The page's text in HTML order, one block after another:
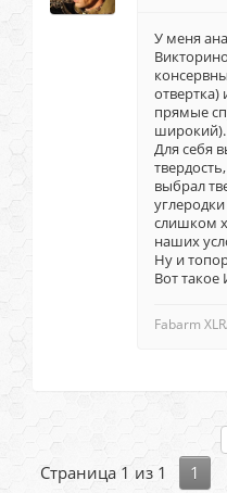
У меня
отвертка)
прямые
широкий).
Для себя
выбрал
слишком
наших
Ну и
Вот
Fabarm
Страница 1 из 1 1